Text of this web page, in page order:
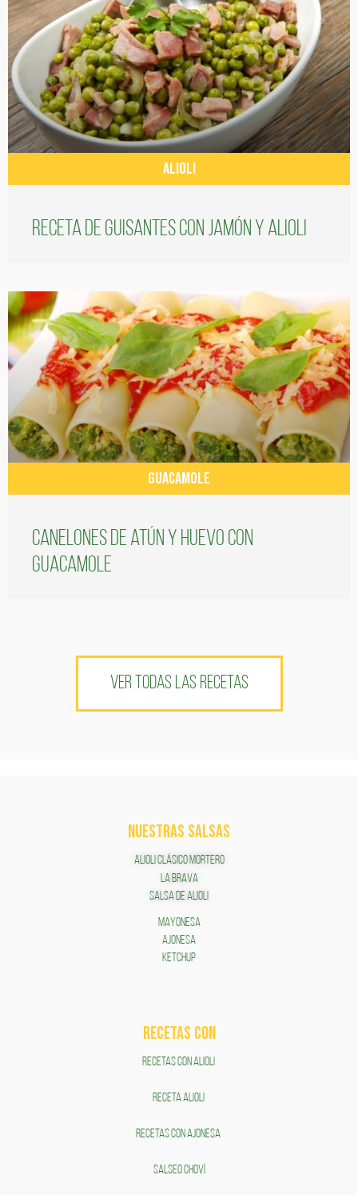
ALIOLI
Receta de guisantes con jamón y alioli
GUACAMOLE
Canelones de atún y huevo con
guacamole
VER TODAS LAS RECETAS
NUESTRAS SALSAS
ALIOLI CLÁSICO MORTERO
LA BRAVA
SALSA DE ALIOLI
MAYONESA
AJONESA
KETCHUP
RECETAS COn
RECETAS CON ALIOLI
RECETA ALIOLI
RECETAS CON AJONESA
SALSEO CHOVÍ